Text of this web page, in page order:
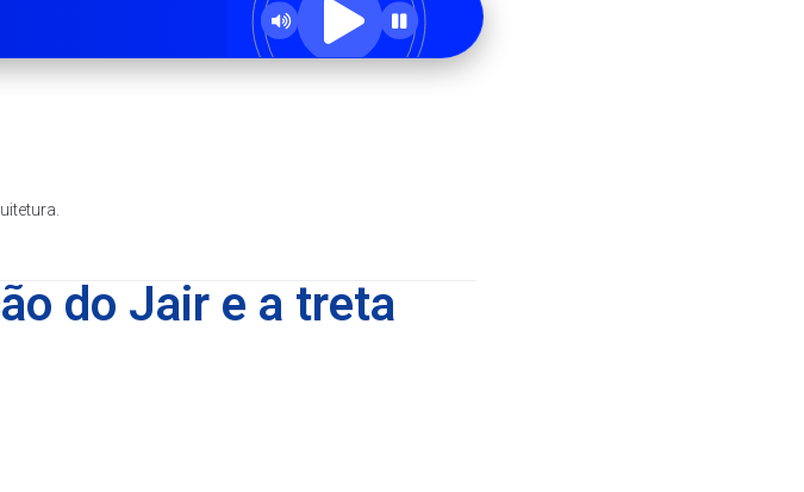
do Jair e a treta